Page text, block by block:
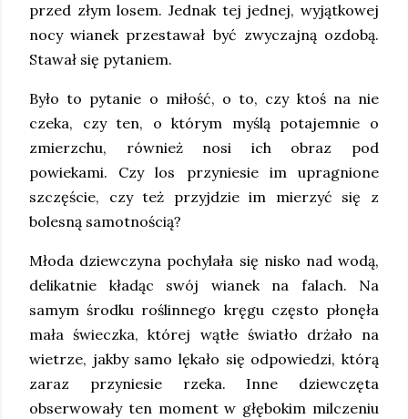
przed złym losem. Jednak tej jednej, wyjątkowej
nocy wianek przestawał być zwyczajną ozdobą.
Stawał się pytaniem.
Było to pytanie o miłość, o to, czy ktoś na nie
czeka, czy ten, o którym myślą potajemnie o
zmierzchu, również nosi ich obraz pod
powiekami. Czy los przyniesie im upragnione
szczęście, czy też przyjdzie im mierzyć się z
bolesną samotnością?
Młoda dziewczyna pochylała się nisko nad wodą,
delikatnie kładąc swój wianek na falach. Na
samym środku roślinnego kręgu często płonęła
mała świeczka, której wątłe światło drżało na
wietrze, jakby samo lękało się odpowiedzi, którą
zaraz przyniesie rzeka. Inne dziewczęta
obserwowały ten moment w głębokim milczeniu